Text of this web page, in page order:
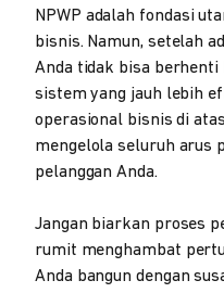
NPWP adalah fondasi
bisnis. Namun, setelah
Anda tidak bisa berhenti
sistem yang jauh lebih
operasional bisnis di
mengelola seluruh arus
pelanggan Anda.
Jangan biarkan proses
rumit menghambat
Anda bangun dengan